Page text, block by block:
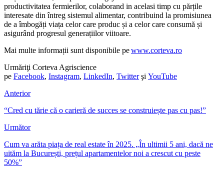
productivitatea fermierilor, colaborand in acelasi timp cu părțile
interesate din întreg sistemul alimentar, contribuind la promisiunea
de a îmbogăți viața celor care produc și a celor care consumă și
asigurând progresul generațiilor viitoare.
Mai multe informații sunt disponibile pewww.corteva.ro
Urmăriţi Corteva Agriscience
pe Facebook, Instagram, LinkedIn, Twitterşi YouTube
Anterior
“Cred cu tărie că o carieră de succes se construiește pas cu pas!”
Următor
Cum va arăta piața de real estate în 2025. „În ultimii 5 ani, dacă ne
uităm la București, prețul apartamentelor noi a crescut cu peste
50%”